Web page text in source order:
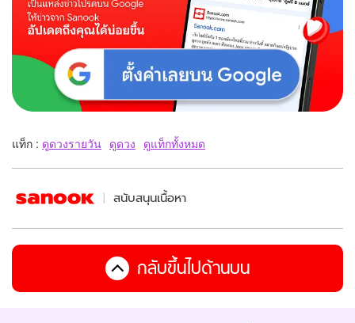
แท็ก : ดูดวงรายวัน ดูดวง ดูแท็กทั้งหมด
สนับสนุนเนื้อหา
กลับขึ้นไปด้านบน